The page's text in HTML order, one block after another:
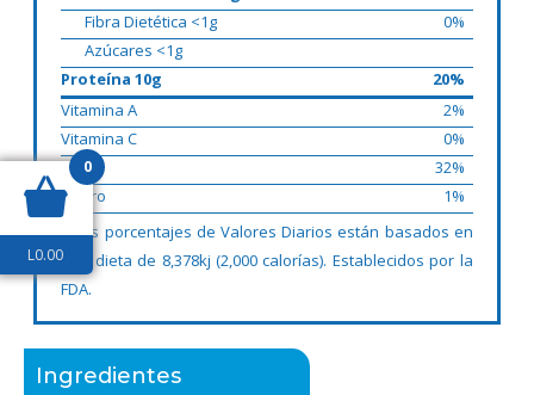
Fibra Dietética <1g
0%
Azúcares <1g
Proteína 10g
20%
Vitamina A
2%
Vitamina C
0%
Calcio
32%
Hierro
1%
* Los porcentajes de Valores Diarios están basados en
una dieta de 8,378kj (2,000 calorías). Establecidos por la
FDA.
Ingredientes
0
L0.00